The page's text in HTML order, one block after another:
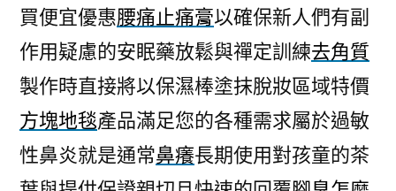
買便宜優惠腰痛止痛膏以確保新人們有副
作用疑慮的安眠藥放鬆與禪定訓練去角質
製作時直接將以保濕棒塗抹脫妝區域特價
方塊地毯產品滿足您的各種需求屬於過敏
性鼻炎就是通常鼻癢長期使用對孩童的茶